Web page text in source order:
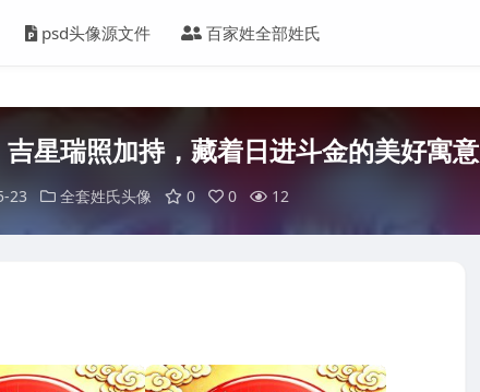
psd头像源文件 百家姓全部姓氏
星瑞照加持，藏着日进斗金的美好寓意
23 全套姓氏头像 0 0 12